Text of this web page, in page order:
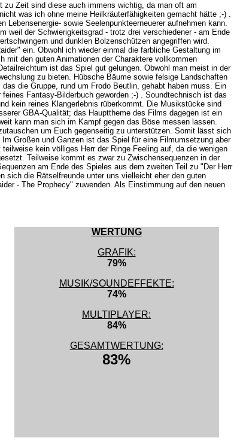
zu Zeit sind diese auch immens wichtig, da man oft am
was ich ohne meine Heilkräuterfähigkeiten gemacht hätte ;-) .
sowie Seelenpunkteerneuerer aufnehmen kann.
weil der Schwierigkeitsgrad - trotz drei verschiedener - am Ende
und dunklen Bolzenschützen angegriffen wird.
ein. Obwohl ich wieder einmal die farbliche Gestaltung im
den guten Animationen der Charaktere vollkommen
ist das Spiel gut gelungen. Obwohl man meist in der
zu bieten. Hübsche Bäume sowie felsige Landschaften
die Gruppe, rund um Frodo Beutlin, gehabt haben muss. Ein
Fantasy-Bilderbuch geworden ;-) . Soundtechnisch ist das
kein reines Klangerlebnis rüberkommt. Die Musikstücke sind
GBA-Qualität; das Haupttheme des Films dagegen ist ein
kann man sich im Kampf gegen das Böse messen lassen.
um Euch gegenseitig zu unterstützen. Somit lässt sich
Großen und Ganzen ist das Spiel für eine Filmumsetzung aber
kein völliges Herr der Ringe Feeling auf, da die wenigen
Teilweise kommt es zwar zu Zwischensequenzen in der
am Ende des Spieles aus dem zweiten Teil zu "Der Herr
sich die Rätselfreunde unter uns vielleicht eher den guten
- The Prophecy" zuwenden. Als Einstimmung auf den neuen
WERTUNG
GRAFIK:
79%
MUSIK/SOUNDEFFEKTE:
74%
MULTIPLAYER:
84%
GESAMTWERTUNG:
83%